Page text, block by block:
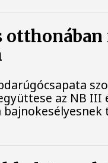
az NB